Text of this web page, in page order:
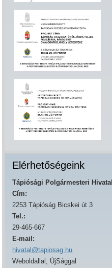
Elérhetőségeink
Tápiósági Polgármesteri Hivatal
Cím:
2253 Tápióság Bicskei út 3
Tel.:
29-465-667
E-mail:
hivatal@tapiosag.hu
Weboldallal, ÚjSággal